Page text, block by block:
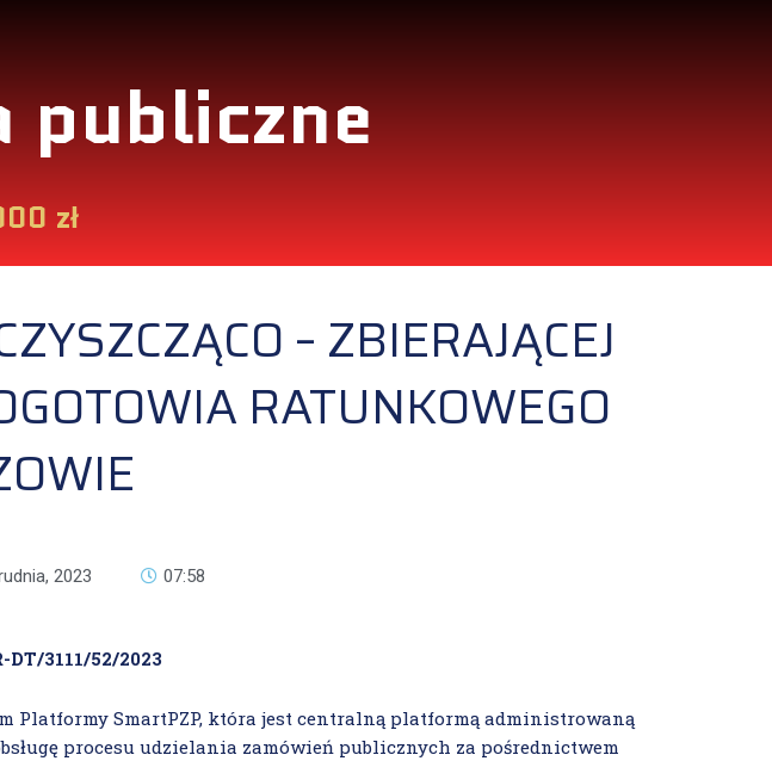
publiczne
zł
– ZBIERAJĄCEJ
RATUNKOWEGO
2023 07:58
DT/3111/52/2023
Platformy SmartPZP, która jest centralną platformą administrowaną
procesu udzielania zamówień publicznych za pośrednictwem